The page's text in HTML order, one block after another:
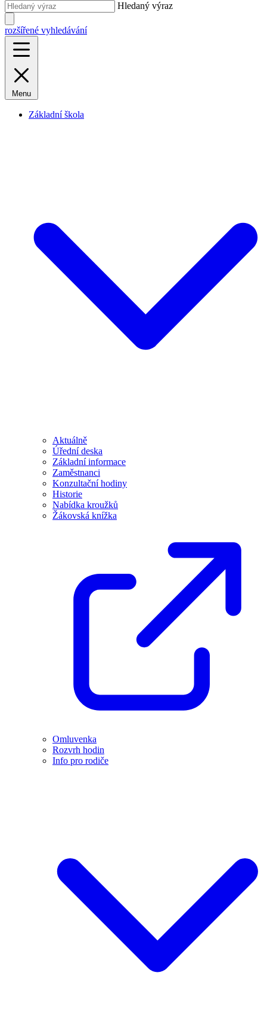
Hledaný výraz
rozšířené vyhledávání
Menu
Základní škola
Aktuálně
Úřední deska
Základní informace
Zaměstnanci
Konzultační hodiny
Historie
Nabídka kroužků
Žákovská knížka
Omluvenka
Rozvrh hodin
Info pro rodiče